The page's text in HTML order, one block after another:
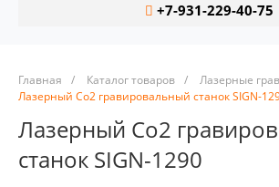
+7-931-229-40-75
Главная / Каталог товаров / Лазерные
Лазерный Co2 гравировальный станок SIGN-
Лазерный Co2
станок SIGN-1290